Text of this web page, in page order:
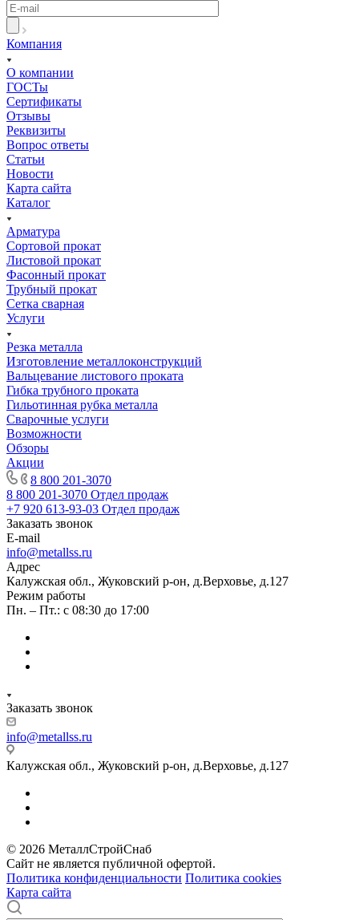
Компания
О компании
ГОСТы
Сертификаты
Отзывы
Реквизиты
Вопрос ответы
Статьи
Новости
Карта сайта
Каталог
Арматура
Сортовой прокат
Листовой прокат
Фасонный прокат
Трубный прокат
Сетка сварная
Услуги
Резка металла
Изготовление металлоконструкций
Вальцевание листового проката
Гибка трубного проката
Гильотинная рубка металла
Сварочные услуги
Возможности
Обзоры
Акции
8 800 201-3070
8 800 201-3070 Отдел продаж
+7 920 613-93-03 Отдел продаж
Заказать звонок
E-mail
info@metallss.ru
Адрес
Калужская обл., Жуковский р-он, д.Верховье, д.127
Режим работы
Пн. – Пт.: с 08:30 до 17:00
Заказать звонок
info@metallss.ru
Калужская обл., Жуковский р-он, д.Верховье, д.127
© 2026 МеталлСтройСнаб
Сайт не является публичной офертой.
Политика конфиденциальности Политика cookies
Карта сайта